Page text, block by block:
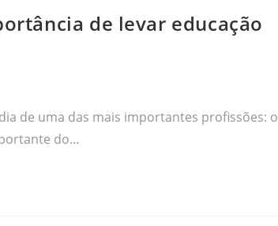
de levar educação
de uma das mais importantes profissões: o
do…